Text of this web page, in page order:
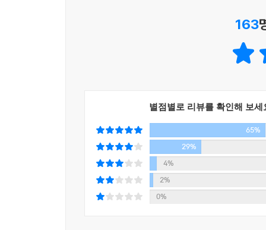
희한하다 싶을 정도로 걷고 또 걷는 배우 하정
날에도, 이따금 잠까지 줄여가며 바쁜 일정을
강남에서 홍대까지 걷는다, 하루 3만 보, 가끔은
좋아하는 사람들과 나란히 걷고,
맛있는 것을 먹고, 많이 웃고, 오래 일하고 싶은
자연인 하정우의 발자국
163
별점별로 리뷰를 확인해 보세
65%
29%
4%
2%
0%